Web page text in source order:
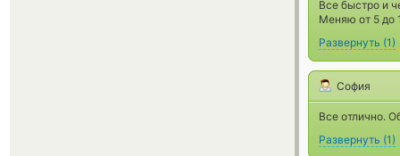
Все быстро и
Меняю от 5 до
Развернуть (1)
София
Все отлично.
Развернуть (1)